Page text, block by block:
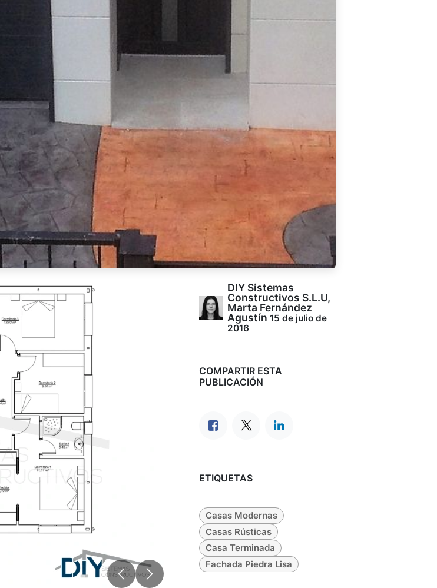
AnteriorSiguiente
DIY Sistemas
Constructivos S.L.U,
Marta Fernández
Agustín 15 de julio de
2016
COMPARTIR ESTA
PUBLICACIÓN
ETIQUETAS
Casas Modernas
Casas Rústicas
Casa Terminada
Fachada Piedra Lisa